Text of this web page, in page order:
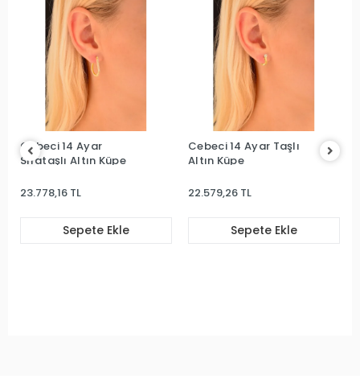
Cebeci 14 Ayar
Sırataşlı Altın Küpe
23.778,16 TL
Sepete Ekle
Cebeci 14 Ayar Taşlı
Altın Küpe
22.579,26 TL
Sepete Ekle